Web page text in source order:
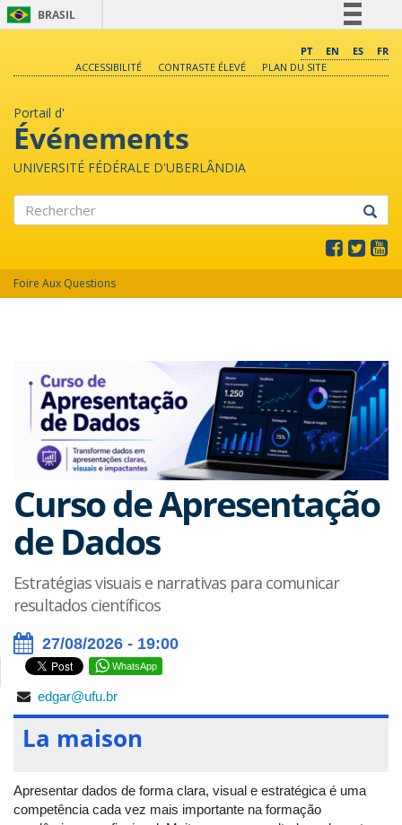
BRASIL
Comunica BR
PT EN ES
FR
ACCESSIBILITÉ
CONTRASTE ÉLEVÉ PLAN DU SITE
Portail d'
Événements
UNIVERSITÉ FÉDÉRALE D'UBERLÂNDIA
Foire Aux Questions
Curso de Apresentação
de Dados
Estratégias visuais e narrativas para comunicar
resultados científicos
27/08/2026 - 19:00
WhatsApp
edgar@ufu.br
La maison
Apresentar dados de forma clara, visual e estratégica é uma
competência cada vez mais importante na formação